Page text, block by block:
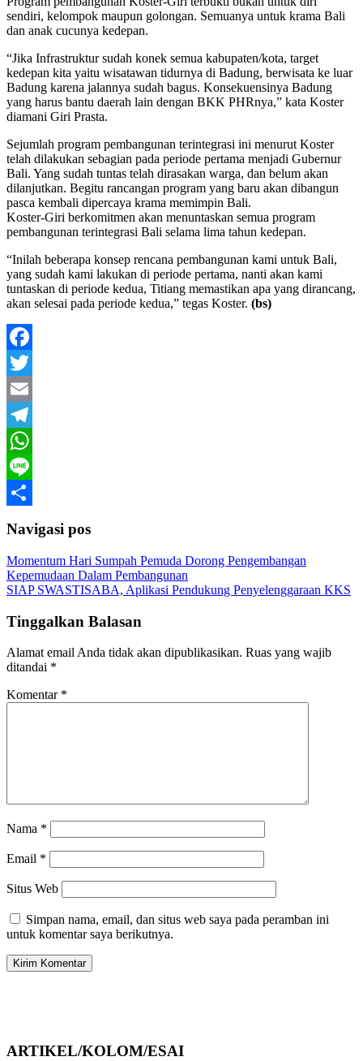
sendiri, kelompok maupun golongan. Semuanya untuk krama Bali
dan anak cucunya kedepan.
“Jika Infrastruktur sudah konek semua kabupaten/kota, target
kedepan kita yaitu wisatawan tidurnya di Badung, berwisata ke luar
Badung karena jalannya sudah bagus. Konsekuensinya Badung
yang harus bantu daerah lain dengan BKK PHRnya,” kata Koster
diamani Giri Prasta.
Sejumlah program pembangunan terintegrasi ini menurut Koster
telah dilakukan sebagian pada periode pertama menjadi Gubernur
Bali. Yang sudah tuntas telah dirasakan warga, dan belum akan
dilanjutkan. Begitu rancangan program yang baru akan dibangun
pasca kembali dipercaya krama memimpin Bali.
Koster-Giri berkomitmen akan menuntaskan semua program
pembangunan terintegrasi Bali selama lima tahun kedepan.
“Inilah beberapa konsep rencana pembangunan kami untuk Bali,
yang sudah kami lakukan di periode pertama, nanti akan kami
tuntaskan di periode kedua, Titiang memastikan apa yang dirancang,
akan selesai pada periode kedua,” tegas Koster. (bs)
Facebook
Twitter
Email
Telegram
WhatsApp
Line
Navigasi pos
Momentum Hari Sumpah Pemuda Dorong Pengembangan
Kepemudaan Dalam Pembangunan
SIAP SWASTISABA, Aplikasi Pendukung Penyelenggaraan KKS
Tinggalkan Balasan
Alamat email Anda tidak akan dipublikasikan. Ruas yang wajib
ditandai *
Komentar *
Nama *
Email *
Situs Web
Simpan nama, email, dan situs web saya pada peramban ini
untuk komentar saya berikutnya.
ARTIKEL/KOLOM/ESAI